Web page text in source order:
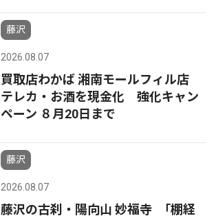
藤沢
2026.08.07
買取店わかば 湘南モールフィル店
テレカ・お酒を現金化 強化キャン
ペーン ８月20日まで
藤沢
2026.08.07
藤沢の古刹・陽向山 妙福寺 ｢棚経